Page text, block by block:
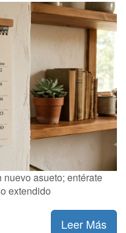
asueto; entérate
extendido
Leer Más